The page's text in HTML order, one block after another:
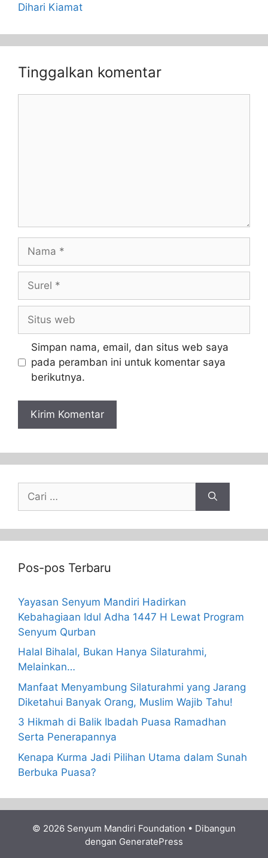
Dihari Kiamat
Tinggalkan komentar
Simpan nama, email, dan situs web saya
pada peramban ini untuk komentar saya
berikutnya.
Pos-pos Terbaru
Yayasan Senyum Mandiri Hadirkan
Kebahagiaan Idul Adha 1447 H Lewat Program
Senyum Qurban
Halal Bihalal, Bukan Hanya Silaturahmi,
Melainkan…
Manfaat Menyambung Silaturahmi yang Jarang
Diketahui Banyak Orang, Muslim Wajib Tahu!
3 Hikmah di Balik Ibadah Puasa Ramadhan
Serta Penerapannya
Kenapa Kurma Jadi Pilihan Utama dalam Sunah
Berbuka Puasa?
© 2026 Senyum Mandiri Foundation • Dibangun
dengan GeneratePress